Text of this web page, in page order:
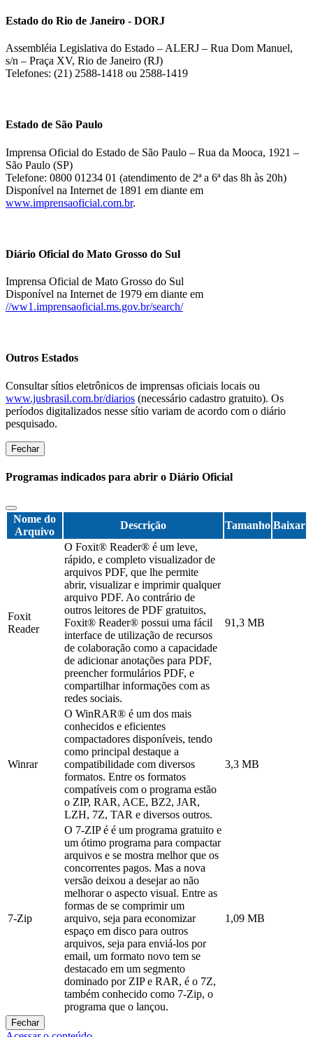
Estado do Rio de Janeiro - DORJ
Assembléia Legislativa do Estado – ALERJ – Rua Dom Manuel,
s/n – Praça XV, Rio de Janeiro (RJ)
Telefones: (21) 2588-1418 ou 2588-1419
Estado de São Paulo
Imprensa Oficial do Estado de São Paulo – Rua da Mooca, 1921 –
São Paulo (SP)
Telefone: 0800 01234 01 (atendimento de 2ª a 6ª das 8h às 20h)
Disponível na Internet de 1891 em diante em
www.imprensaoficial.com.br.
Diário Oficial do Mato Grosso do Sul
Imprensa Oficial de Mato Grosso do Sul
Disponível na Internet de 1979 em diante em
//ww1.imprensaoficial.ms.gov.br/search/
Outros Estados
Consultar sítios eletrônicos de imprensas oficiais locais ou
www.jusbrasil.com.br/diarios (necessário cadastro gratuito). Os
períodos digitalizados nesse sítio variam de acordo com o diário
pesquisado.
Fechar
Programas indicados para abrir o Diário Oficial
Nome do
Arquivo
Descrição Tamanho Baixar
Foxit
Reader
O Foxit® Reader® é um leve,
rápido, e completo visualizador de
arquivos PDF, que lhe permite
abrir, visualizar e imprimir qualquer
arquivo PDF. Ao contrário de
outros leitores de PDF gratuitos,
Foxit® Reader® possui uma fácil
interface de utilização de recursos
de colaboração como a capacidade
de adicionar anotações para PDF,
preencher formulários PDF, e
compartilhar informações com as
redes sociais.
91,3 MB
Winrar
O WinRAR® é um dos mais
conhecidos e eficientes
compactadores disponíveis, tendo
como principal destaque a
compatibilidade com diversos
formatos. Entre os formatos
compatíveis com o programa estão
o ZIP, RAR, ACE, BZ2, JAR,
LZH, 7Z, TAR e diversos outros.
3,3 MB
7-Zip
O 7-ZIP é é um programa gratuito e
um ótimo programa para compactar
arquivos e se mostra melhor que os
concorrentes pagos. Mas a nova
versão deixou a desejar ao não
melhorar o aspecto visual. Entre as
formas de se comprimir um
arquivo, seja para economizar
espaço em disco para outros
arquivos, seja para enviá-los por
email, um formato novo tem se
destacado em um segmento
dominado por ZIP e RAR, é o 7Z,
também conhecido como 7-Zip, o
programa que o lançou.
1,09 MB
Fechar